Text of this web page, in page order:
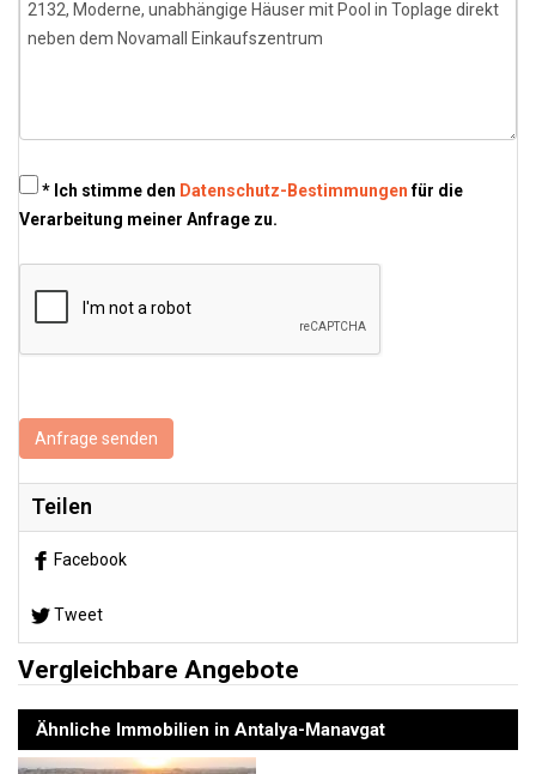
* Ich stimme den Datenschutz-Bestimmungenfür die
Verarbeitung meiner Anfrage zu.
Anfrage senden
Teilen
Facebook
Tweet
Vergleichbare Angebote
Ähnliche Immobilien in Antalya-Manavgat